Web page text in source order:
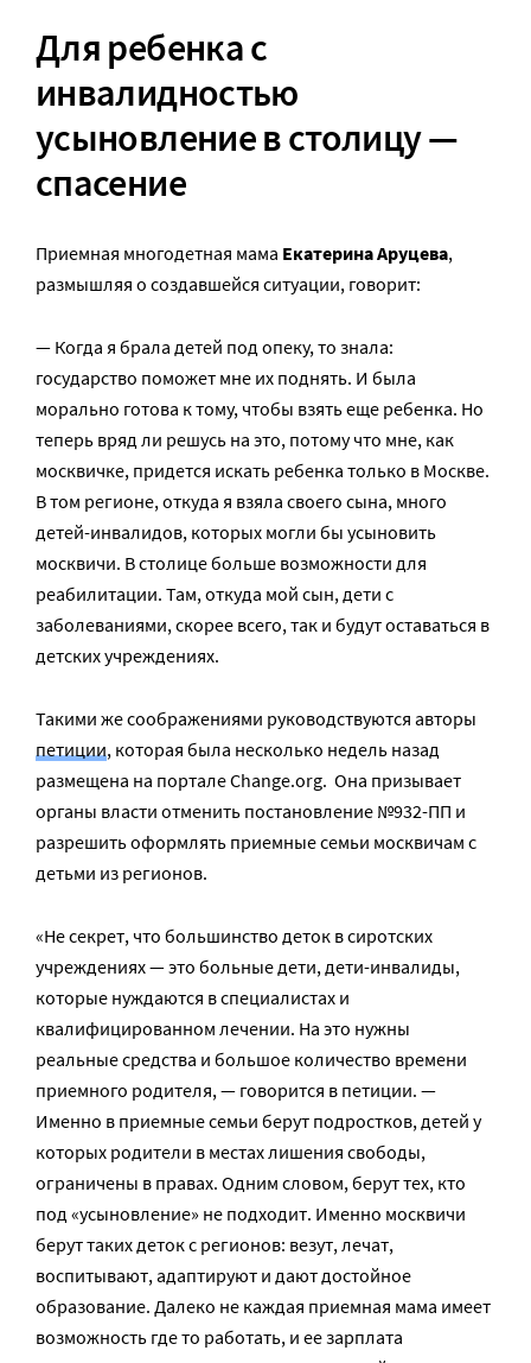
Для ребенка с
инвалидностью
усыновление в столицу —
спасение
Приемная многодетная мама Екатерина Аруцева,
размышляя о создавшейся ситуации, говорит:
— Когда я брала детей под опеку, то знала:
государство поможет мне их поднять. И была
морально готова к тому, чтобы взять еще ребенка. Но
теперь вряд ли решусь на это, потому что мне, как
москвичке, придется искать ребенка только в Москве.
В том регионе, откуда я взяла своего сына, много
детей-инвалидов, которых могли бы усыновить
москвичи. В столице больше возможности для
реабилитации. Там, откуда мой сын, дети с
заболеваниями, скорее всего, так и будут оставаться в
детских учреждениях.
Такими же соображениями руководствуются авторы
петиции, которая была несколько недель назад
размещена на портале Change.org. Она призывает
органы власти отменить постановление №932-ПП и
разрешить оформлять приемные семьи москвичам с
детьми из регионов.
«Не секрет, что большинство деток в сиротских
учреждениях — это больные дети, дети-инвалиды,
которые нуждаются в специалистах и
квалифицированном лечении. На это нужны
реальные средства и большое количество времени
приемного родителя, — говорится в петиции. —
Именно в приемные семьи берут подростков, детей у
которых родители в местах лишения свободы,
ограничены в правах. Одним словом, берут тех, кто
под «усыновление» не подходит. Именно москвичи
берут таких деток с регионов: везут, лечат,
воспитывают, адаптируют и дают достойное
образование. Далеко не каждая приемная мама имеет
возможность где то работать, и ее зарплата